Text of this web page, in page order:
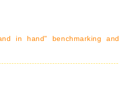
in hand" benchmarking and